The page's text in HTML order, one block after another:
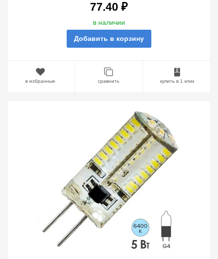
77.40 ₽
в наличии
Добавить в корзину
в избранные сравнить купить в 1 клик